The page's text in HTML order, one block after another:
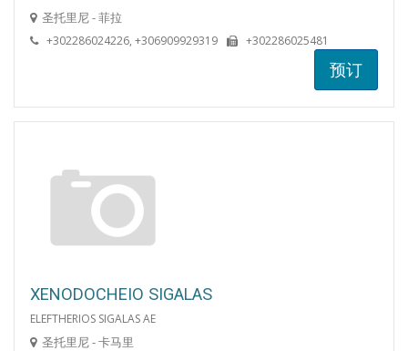
圣托里尼 - 菲拉
+302286024226, +306909929319 +302286025481
预订
XENODOCHEIO SIGALAS
ELEFTHERIOS SIGALAS AE
圣托里尼 - 卡马里